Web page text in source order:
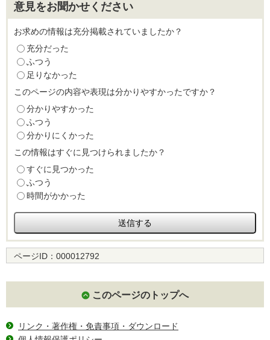
意見をお聞かせください
お求めの情報は充分掲載されていましたか？
充分だった
ふつう
足りなかった
このページの内容や表現は分かりやすかったですか？
分かりやすかった
ふつう
分かりにくかった
この情報はすぐに見つけられましたか？
すぐに見つかった
ふつう
時間がかかった
ページID： 000012792
このページのトップへ
リンク・著作権・免責事項・ダウンロード